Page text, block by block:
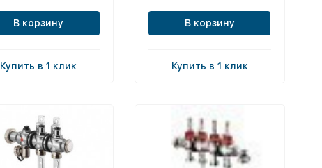
В корзину
Купить в 1 клик
В корзину
Купить в 1 клик